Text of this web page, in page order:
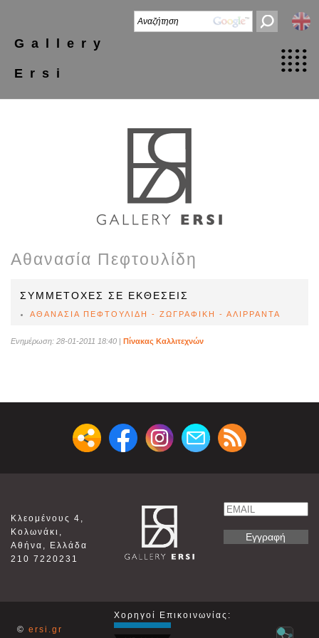
Gallery
Ersi
Αθανασία Πεφτουλίδη
ΣΥΜΜΕΤΟΧΕΣ ΣΕ ΕΚΘΕΣΕΙΣ
ΑΘΑΝΑΣΙΑ ΠΕΦΤΟΥΛΙΔΗ - ΖΩΓΡΑΦΙΚΗ - ΑΛΙΡΡΑΝΤΑ
Ενημέρωση: 28-01-2011 18:40 | Πίνακας Καλλιτεχνών
Κλεομένους 4,
Κολωνάκι,
Αθήνα, Ελλάδα
210 7220231
Email
© ersi.gr
Χορηγοί Επικοινωνίας: